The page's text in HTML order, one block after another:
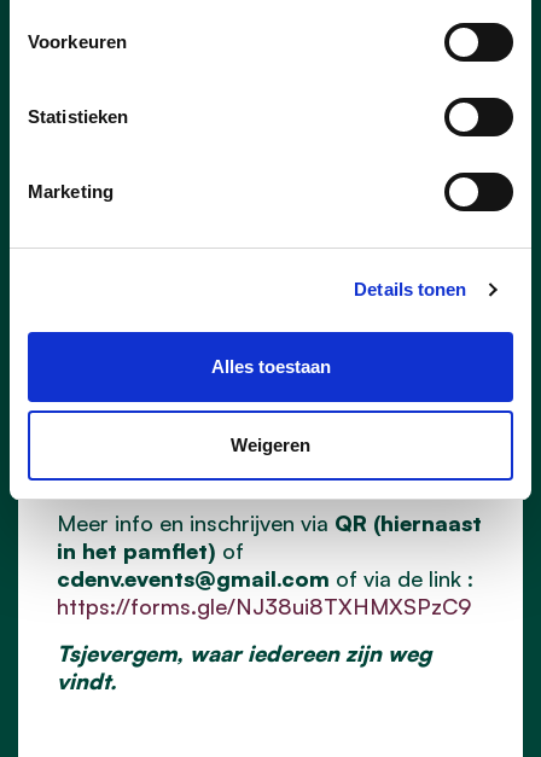
Voorkeuren
Statistieken
Marketing
Details tonen
Alles toestaan
Weigeren
cd&vélo
Geniet van een gezellige fietstocht (26km)
door landelijk Evergem.
Onderweg houden we halt voor
Grovermansdreef, 9940 Evergem35
(incl. bbq, dessert en drankje naar
keuze)20 EUR/kind (5–12 jaar)
Meer info en inschrijven via QR (hiernaast
in het pamflet) of
cdenv.events@gmail.com of via de link :
https://forms.gle/NJ38ui8TXHMXSPzC9
Tsjevergem, waar iedereen zijn weg
vindt.